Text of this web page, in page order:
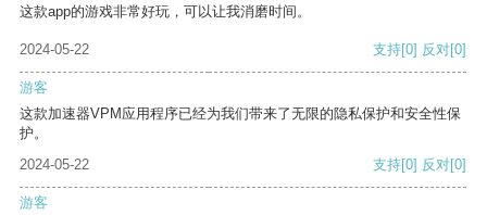
这款app的游戏非常好玩，可以让我消磨时间。
2024-05-22 支持[0] 反对[0]
游客
这款加速器VPM应用程序已经为我们带来了无限的隐私保护和安全性保
护。
2024-05-22
支持[0] 反对[0]
游客